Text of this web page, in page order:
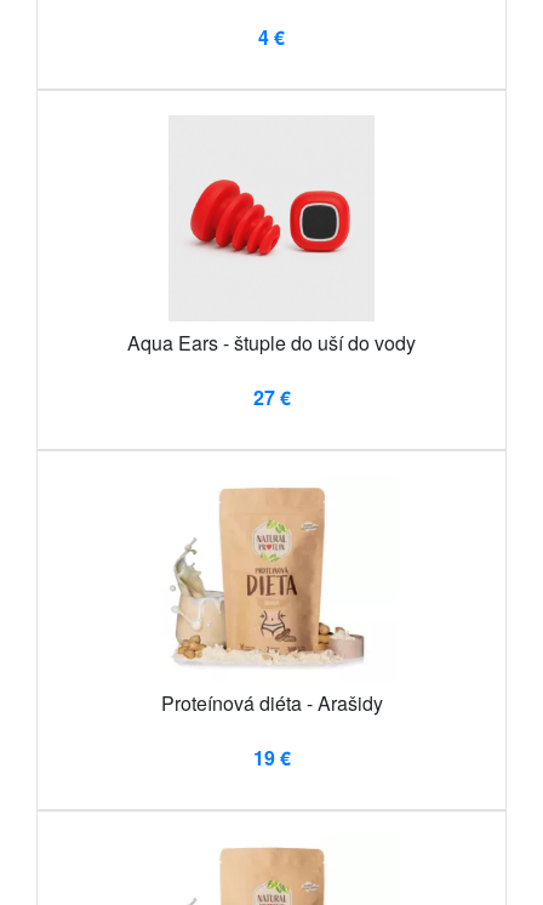
4 €
Aqua Ears - štuple do uší do vody
27 €
Proteínová diéta - Arašidy
19 €